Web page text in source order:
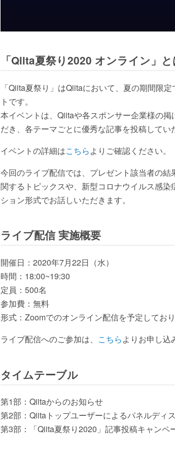
「Qiita夏祭り2020 オンライン」
「Qiita夏祭り」はQiitaにおいて、夏の期間限
トです。
本イベントは、Qiitaや各スポンサー企業様の
だき、各テーマごとに優秀な記事を投稿してい
イベントの詳細はこちらよりご確認ください。
今回のライブ配信では、プレゼント該当者の
関するトピックスや、新型コロナウイルス感
ション形式でお話しいただきます。
ライブ配信 実施概要
開催日：2020年7月22日（水）
時間：18:00~19:30
定員：500名
参加費：無料
形式：Zoomでのオンライン配信を予定してお
ライブ配信へのご参加は、 こちらよりお申し込
タイムテーブル
第1部：Qiitaからのお知らせ
第2部：Qiitaトップユーザーによるパネルディ
第3部：「Qiita夏祭り2020」記事投稿キャンペ